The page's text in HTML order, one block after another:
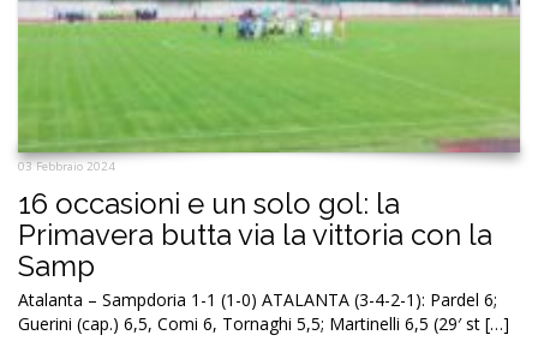
03 Febbraio 2024
16 occasioni e un solo gol: la
Primavera butta via la vittoria con la
Samp
Atalanta – Sampdoria 1-1 (1-0) ATALANTA (3-4-2-1): Pardel 6;
Guerini (cap.) 6,5, Comi 6, Tornaghi 5,5; Martinelli 6,5 (29′ st […]